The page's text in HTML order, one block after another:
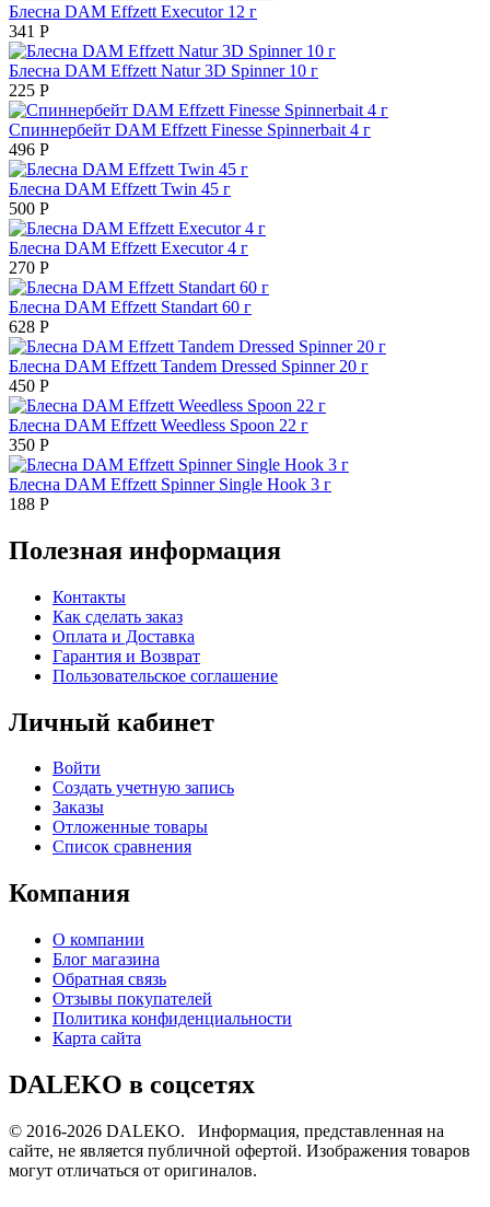
Блесна DAM Effzett Executor 12 г
341 Р
Блесна DAM Effzett Natur 3D Spinner 10 г
225 Р
Спиннербейт DAM Effzett Finesse Spinnerbait 4 г
496 Р
Блесна DAM Effzett Twin 45 г
500 Р
Блесна DAM Effzett Executor 4 г
270 Р
Блесна DAM Effzett Standart 60 г
628 Р
Блесна DAM Effzett Tandem Dressed Spinner 20 г
450 Р
Блесна DAM Effzett Weedless Spoon 22 г
350 Р
Блесна DAM Effzett Spinner Single Hook 3 г
188 Р
Полезная информация
Контакты
Как сделать заказ
Оплата и Доставка
Гарантия и Возврат
Пользовательское соглашение
Личный кабинет
Войти
Создать учетную запись
Заказы
Отложенные товары
Список сравнения
Компания
О компании
Блог магазина
Обратная связь
Отзывы покупателей
Политика конфиденциальности
Карта сайта
DALEKO в соцсетях
© 2016-2026 DALEKO. Информация, представленная на
сайте, не является публичной офертой. Изображения товаров
могут отличаться от оригиналов.